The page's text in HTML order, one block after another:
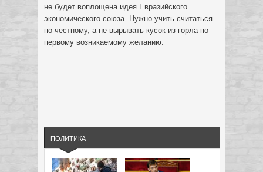
не будет воплощена идея Евразийского
экономического союза. Нужно учить считаться
по-честному, а не вырывать кусок из горла по
первому возникаемому желанию.
ПОЛИТИКА